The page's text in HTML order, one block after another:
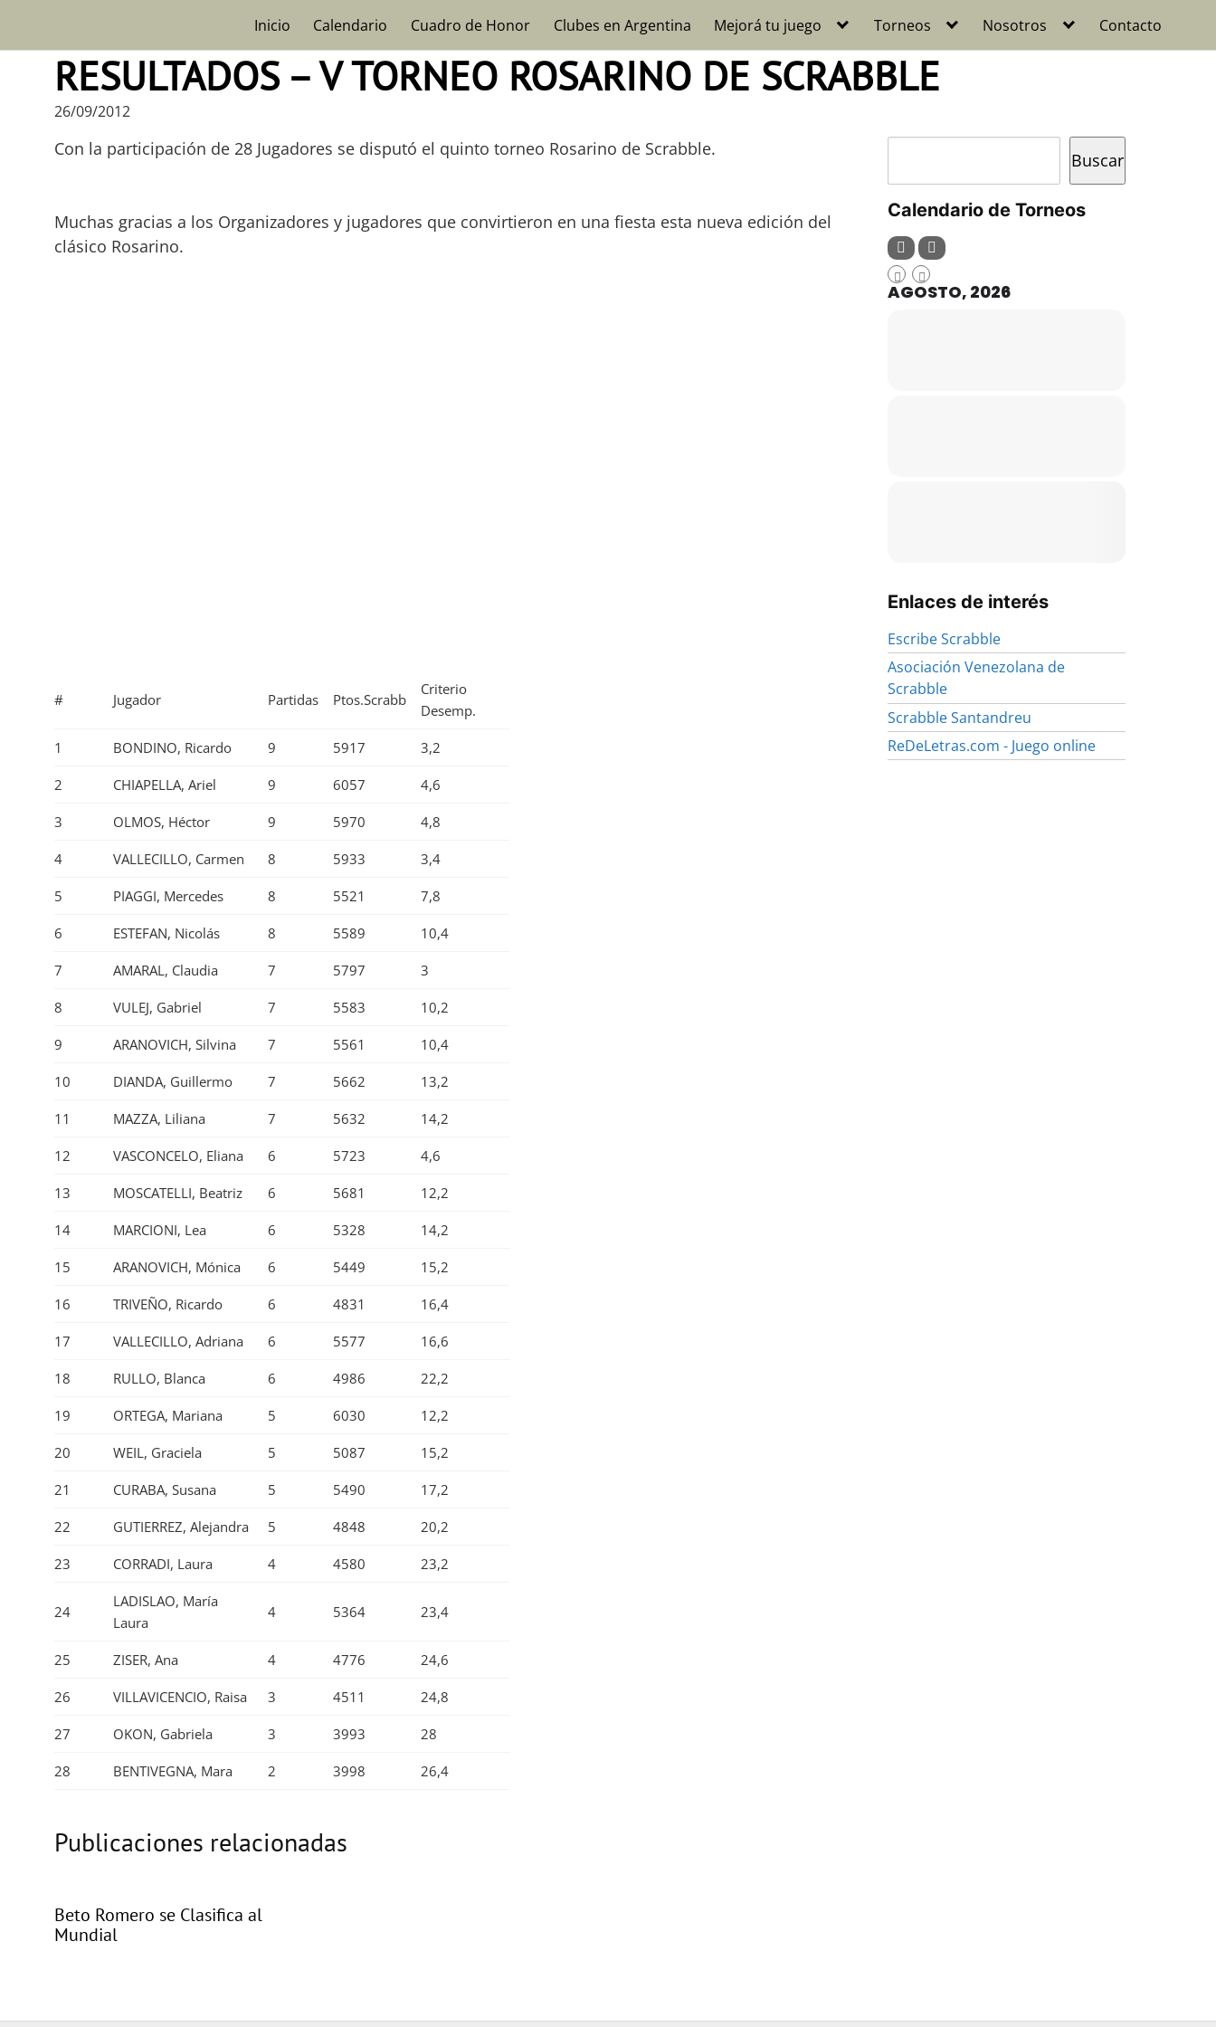
content
Inicio Calendario Cuadro de Honor Clubes en Argentina Mejorá tu juego Torneos Nosotros Contacto
RESULTADOS – V TORNEO ROSARINO DE SCRABBLE
26/09/2012
Con la participación de 28 Jugadores se disputó el quinto torneo Rosarino de Scrabble.
Muchas gracias a los Organizadores y jugadores que convirtieron en una fiesta esta nueva edición del
clásico Rosarino.
# Jugador Partidas Ptos.Scrabb
Criterio
Desemp.
1 BONDINO, Ricardo 9 5917 3,2
2 CHIAPELLA, Ariel 9 6057 4,6
3 OLMOS, Héctor 9 5970 4,8
4 VALLECILLO, Carmen 8 5933 3,4
5 PIAGGI, Mercedes 8 5521 7,8
6 ESTEFAN, Nicolás 8 5589 10,4
7 AMARAL, Claudia 7 5797 3
8 VULEJ, Gabriel 7 5583 10,2
9 ARANOVICH, Silvina 7 5561 10,4
10 DIANDA, Guillermo 7 5662 13,2
11 MAZZA, Liliana 7 5632 14,2
12 VASCONCELO, Eliana 6 5723 4,6
13 MOSCATELLI, Beatriz 6 5681 12,2
14 MARCIONI, Lea 6 5328 14,2
15 ARANOVICH, Mónica 6 5449 15,2
16 TRIVEÑO, Ricardo 6 4831 16,4
17 VALLECILLO, Adriana 6 5577 16,6
18 RULLO, Blanca 6 4986 22,2
19 ORTEGA, Mariana 5 6030 12,2
20 WEIL, Graciela 5 5087 15,2
21 CURABA, Susana 5 5490 17,2
22 GUTIERREZ, Alejandra 5 4848 20,2
23 CORRADI, Laura 4 4580 23,2
24
LADISLAO, María
Laura
4 5364 23,4
25 ZISER, Ana 4 4776 24,6
26 VILLAVICENCIO, Raisa 3 4511 24,8
27 OKON, Gabriela 3 3993 28
28 BENTIVEGNA, Mara 2 3998 26,4
Publicaciones relacionadas
Beto Romero se Clasifica al
Mundial
Buscar
Calendario de Torneos
AGOSTO, 2026
Enlaces de interés
Escribe Scrabble
Asociación Venezolana de
Scrabble
Scrabble Santandreu
ReDeLetras.com - Juego online